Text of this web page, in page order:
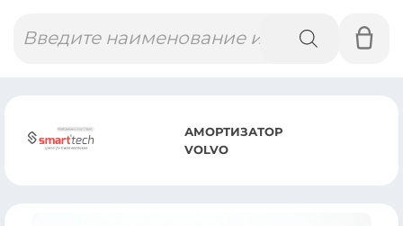
товаров
АМОРТИЗАТОР
VOLVO